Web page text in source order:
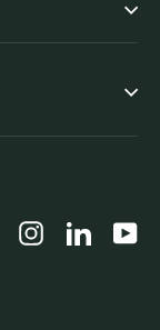
FacebookInstagramLinkedIn